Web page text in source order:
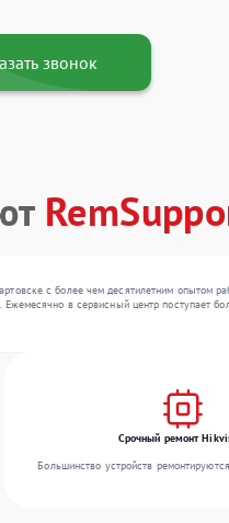
звонок
с более чем десятилетним опытом
в сервисный центр поступает
Срочный ремонт
Большинство устройств